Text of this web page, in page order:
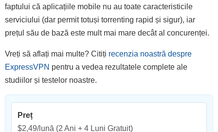
faptului că aplicațiile mobile nu au toate caracteristicile
serviciului (dar permit totuși torrenting rapid și sigur), iar
prețul său de bază este mult mai mare decât al concurenței.
Vreți să aflați mai multe? Citiți recenzia noastră despre
ExpressVPN pentru a vedea rezultatele complete ale
studiilor și testelor noastre.
Preț
$2,49/lună (2 Ani + 4 Luni Gratuit)